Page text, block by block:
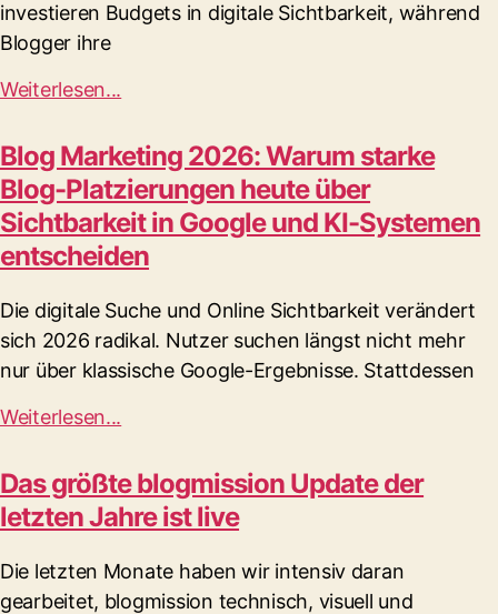
investieren Budgets in digitale Sichtbarkeit, während
Blogger ihre
Weiterlesen...
Blog Marketing 2026: Warum starke
Blog-Platzierungen heute über
Sichtbarkeit in Google und KI-Systemen
entscheiden
Die digitale Suche und Online Sichtbarkeit verändert
sich 2026 radikal. Nutzer suchen längst nicht mehr
nur über klassische Google-Ergebnisse. Stattdessen
Weiterlesen...
Das größte blogmission Update der
letzten Jahre ist live
Die letzten Monate haben wir intensiv daran
gearbeitet, blogmission technisch, visuell und